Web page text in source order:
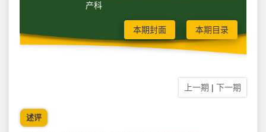
产科
本期封面 本期目录
上一期 | 下一期
述评